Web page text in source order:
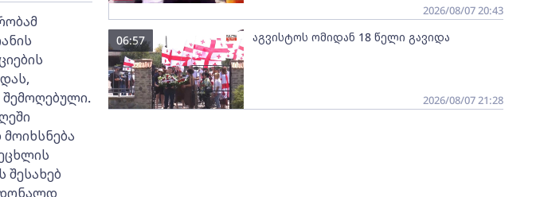
შემოღებული.
დონალდ
2026/08/07 20:43
აგვისტოს ომიდან 18 წელი გავიდა
06:57
2026/08/07 21:28